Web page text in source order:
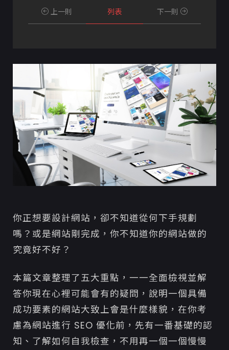
客戶教育訓練、正式上線：網站內容建置、行
銷技巧教學
2. 三次點擊原則
3. 簡單易懂
4. 內容充實
5. 站內搜尋
3. 網站背後五個基本要素：後台、SSL、主機、網
址導向設定一次搞懂！
1. 程式問題、漏洞檢測
2. 網站後台管理系統是什麼？
3. SSL加密憑證
該怎麼避免類似的糾紛發生？
SSL憑證種類有這些
免費的SSL
4. 網站上線前，先想想客戶原本是如何找到你的？
單有網站還不夠！搭配其他廣告行銷操作才是上
策
上一則 列表 下一則
你正想要設計網站，卻不知道從何下手規劃
嗎？或是網站剛完成，你不知道你的網站做的
究竟好不好？
本篇文章整理了五大重點，一一全面檢視並解
答你現在心裡可能會有的疑問，說明一個具備
成功要素的網站大致上會是什麼樣貌，在你考
慮為網站進行 SEO 優化前，先有一番基礎的認
知、了解如何自我檢查，不用再一個一個慢慢